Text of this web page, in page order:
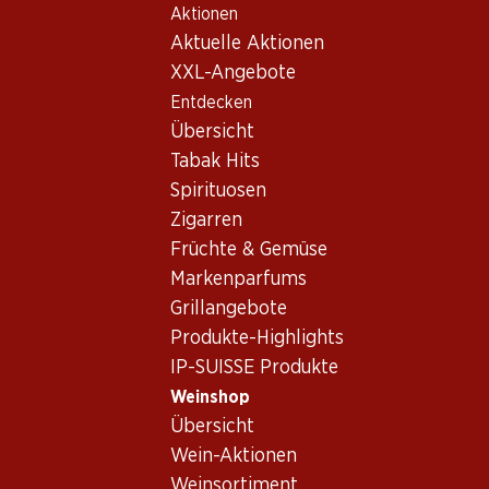
Aktionen
Aktuelle Aktionen
XXL-Angebote
Entdecken
Übersicht
Tabak Hits
Spirituosen
Zigarren
Früchte & Gemüse
Markenparfums
Grillangebote
Produkte-Highlights
IP-SUISSE Produkte
Weinshop
Übersicht
Wein-Aktionen
Wein/Champagner
Bordeaux
Château La Louvière Rouge
Château La Louvière Rouge